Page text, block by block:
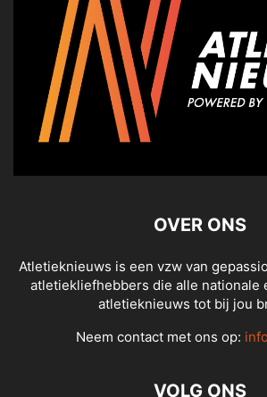
OVER ONS
Atletieknieuws is een vzw van
atletiekliefhebbers die alle nationale
atletieknieuws tot bij jou
Neem contact met ons op:
VOLG ONS